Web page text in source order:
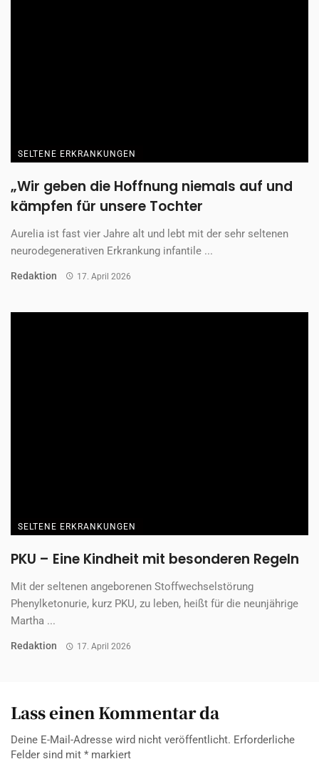
SELTENE ERKRANKUNGEN
„Wir geben die Hoffnung niemals auf und
kämpfen für unsere Tochter
Aurelia ist fast vier Jahre alt und lebt mit der sehr seltenen
neurodegenerativen Erkrankung infantile ...
Redaktion 17. April 2026
SELTENE ERKRANKUNGEN
PKU – Eine Kindheit mit besonderen Regeln
Mit der seltenen angeborenen Stoffwechselstörung
Phenylketonurie, kurz PKU, zu leben, heißt für die neunjährige
Martha ...
Redaktion 17. April 2026
Lass einen Kommentar da
Deine E-Mail-Adresse wird nicht veröffentlicht. Erforderliche
Felder sind mit * markiert